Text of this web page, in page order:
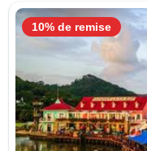
10% de remise